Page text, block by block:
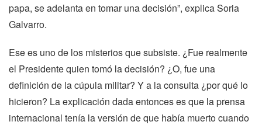
papa, se adelanta en tomar una decisión”, explica Soria
Galvarro.
Ese es uno de los misterios que subsiste. ¿Fue realmente
el Presidente quien tomó la decisión? ¿O, fue una
definición de la cúpula militar? Y a la consulta ¿por qué lo
hicieron? La explicación dada entonces es que la prensa
internacional tenía la versión de que había muerto cuando